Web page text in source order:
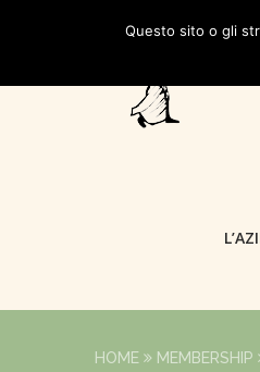
HOME MEMBERSHIP
Questo sito o gli